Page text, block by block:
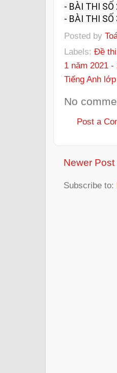
- BÀI THI
- BÀI THI SỐ
Posted by
Labels: Đề
1 năm 2021 -
Tiếng Anh
No
Post a
Newer Post
Subscribe to: